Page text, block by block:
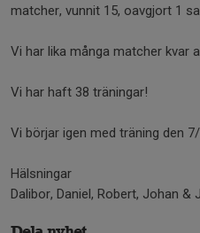
matcher, vunnit 15, oavgjort 1
Vi har lika många matcher kvar
Vi har haft 38 träningar!
Vi börjar igen med träning den
Hälsningar
Dalibor, Daniel, Robert, Johan &